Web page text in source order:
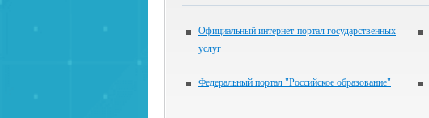
Официальный интернет-портал государственных
услуг
Федеральный портал "Российское образование"